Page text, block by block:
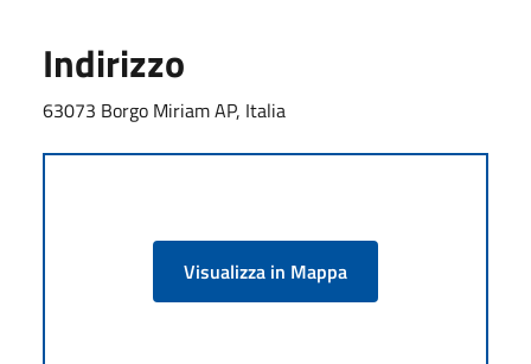
Indirizzo
63073 Borgo Miriam AP, Italia
Visualizza in Mappa